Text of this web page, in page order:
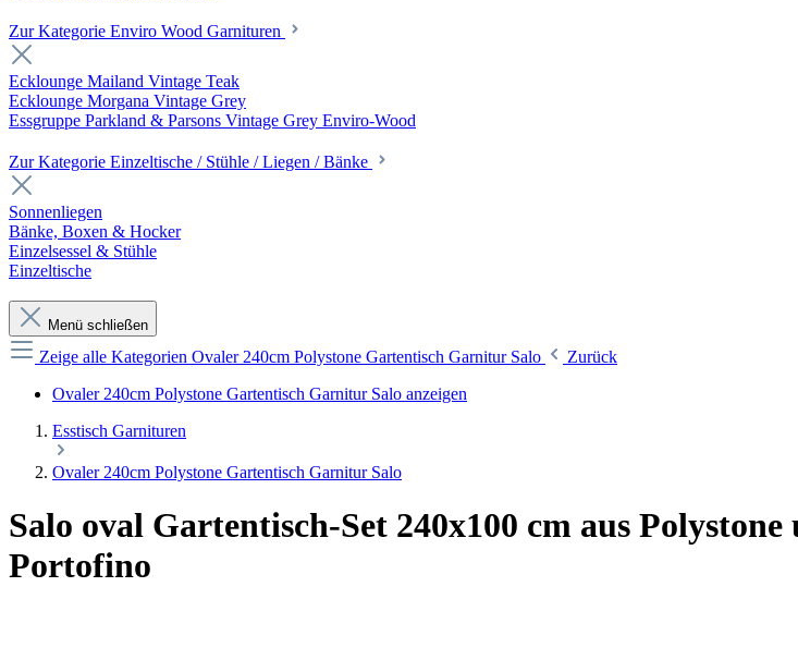
Zur Kategorie Enviro Wood Garnituren
Ecklounge Mailand Vintage Teak
Ecklounge Morgana Vintage Grey
Essgruppe Parkland & Parsons Vintage Grey Enviro-Wood
Zur Kategorie Einzeltische / Stühle / Liegen / Bänke
Sonnenliegen
Bänke, Boxen & Hocker
Einzelsessel & Stühle
Einzeltische
Menü schließen
Zeige alle Kategorien Ovaler 240cm Polystone Gartentisch Garnitur Salo
Zurück
Ovaler 240cm Polystone Gartentisch Garnitur Salo anzeigen
Esstisch Garnituren
Ovaler 240cm Polystone Gartentisch Garnitur Salo
Salo oval Gartentisch-Set 240x100 cm aus
Portofino